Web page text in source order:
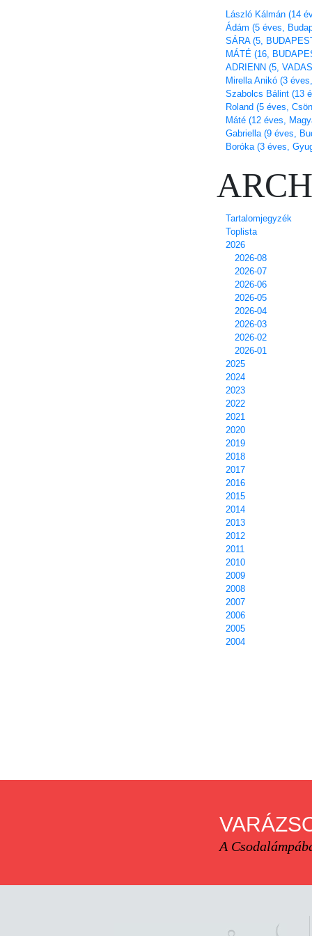
László Kálmán (14
Ádám (5 éves,
SÁRA (5,
MÁTÉ (16,
ADRIENN (5,
Mirella Anikó (3
Szabolcs Bálint (13
Roland (5 éves,
Máté (12 éves,
Gabriella (9 éves,
Boróka (3 éves,
Tartalomjegyzék
Toplista
2026
2026-08
2026-07
2026-06
2026-05
2026-04
2026-03
2026-02
2026-01
2025
2024
2023
2022
2021
2020
2019
2018
2017
2016
2015
2014
2013
2012
2011
2010
2009
2008
2007
2006
2005
2004
A